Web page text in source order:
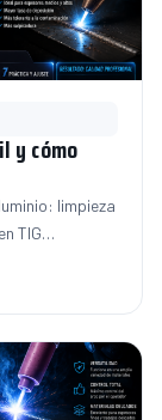
y cómo
limpieza
TIG…